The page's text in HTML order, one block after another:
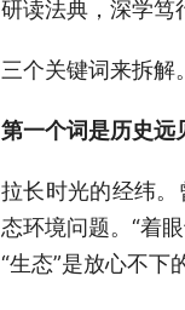
研读法典，深学笃
三个关键词来拆解。
第一个词是历史远
拉长时光的经纬
态环境问题。“着
“生态”是放心不下